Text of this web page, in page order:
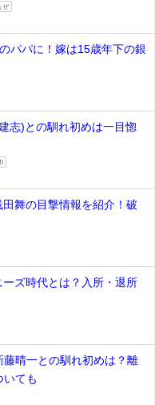
ぜ
パパに！嫁は15歳年下の銀
志)との馴れ初めは一目惚
舞の目撃情報を紹介！破
ズ時代とは？入所・退所
晴一との馴れ初めは？離
いても